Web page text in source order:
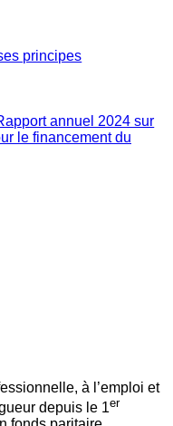
principes
annuel 2024 sur
le financement du
à l’emploi et
depuis le 1er